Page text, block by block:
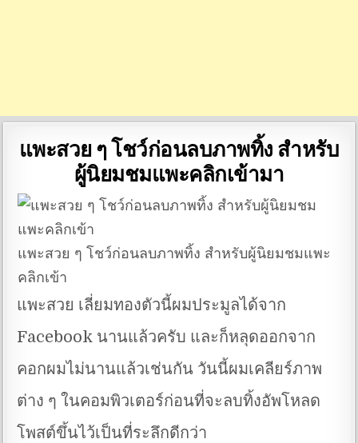
แพะสวย ๆ โชว์ก่อนลบภาพทิ้ง สำหรับ
ผู้นิยมชมแพะคลิกเข้ามา
แพะสวย ๆ โชว์ก่อนลบภาพทิ้ง สำหรับผู้นิยมชมแพะ
คลิกเข้า
แพะสวย เลี่ยมทองตัวนี้ผมประมูลได้จาก
Facebook นานแล้วครับ และก็หลุดออกจาก
คอกผมไม่นานแล้วเช่นกัน วันนี้ผมเคลียร์ภาพ
ต่าง ๆ ในคอมพิวเตอร์ก่อนที่จะลบทิ้งอัพโหลด
โพสต์ขึ้นไว้เป็นที่ระลึกดีกว่า